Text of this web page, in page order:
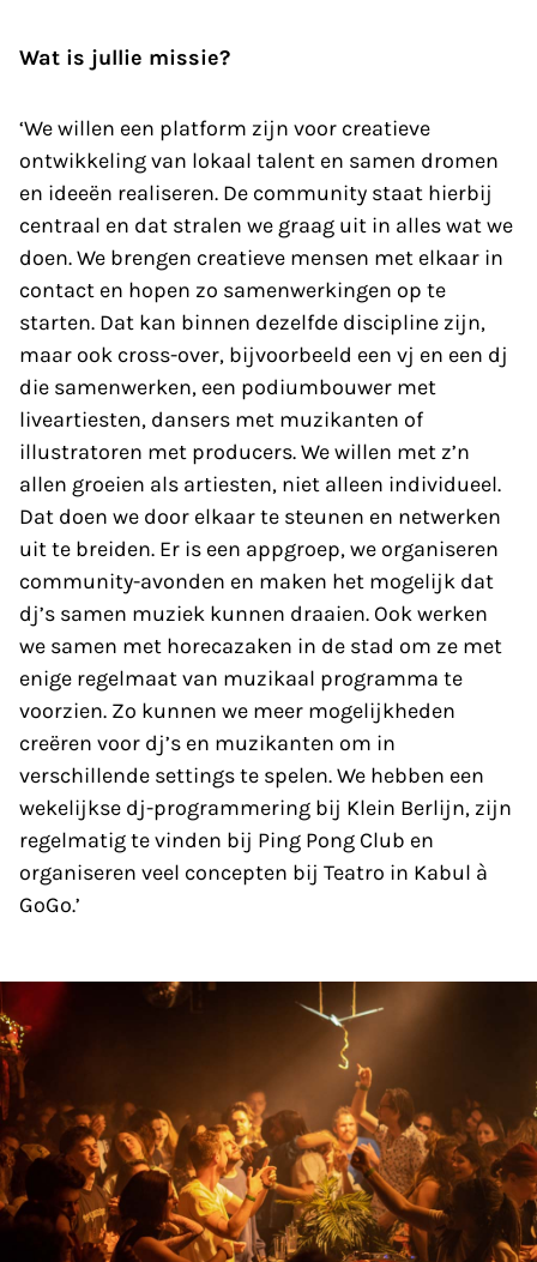
Wat is jullie missie?
‘We willen een platform zijn voor creatieve
ontwikkeling van lokaal talent en samen dromen
en ideeën realiseren. De community staat hierbij
centraal en dat stralen we graag uit in alles wat we
doen. We brengen creatieve mensen met elkaar in
contact en hopen zo samenwerkingen op te
starten. Dat kan binnen dezelfde discipline zijn,
maar ook cross-over, bijvoorbeeld een vj en een dj
die samenwerken, een podiumbouwer met
liveartiesten, dansers met muzikanten of
illustratoren met producers. We willen met z’n
allen groeien als artiesten, niet alleen individueel.
Dat doen we door elkaar te steunen en netwerken
uit te breiden. Er is een appgroep, we organiseren
community-avonden en maken het mogelijk dat
dj’s samen muziek kunnen draaien. Ook werken
we samen met horecazaken in de stad om ze met
enige regelmaat van muzikaal programma te
voorzien. Zo kunnen we meer mogelijkheden
creëren voor dj’s en muzikanten om in
verschillende settings te spelen. We hebben een
wekelijkse dj-programmering bij Klein Berlijn, zijn
regelmatig te vinden bij Ping Pong Club en
organiseren veel concepten bij Teatro in Kabul à
GoGo.’